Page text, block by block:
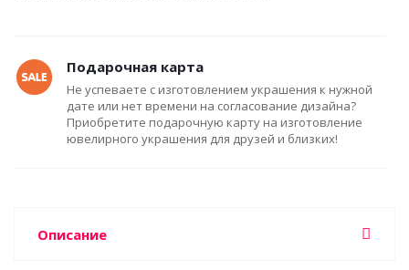
Подарочная карта
Не успеваете с изготовлением украшения к нужной
дате или нет времени на согласование дизайна?
Приобретите подарочную карту на изготовление
ювелирного украшения для друзей и близких!
Описание